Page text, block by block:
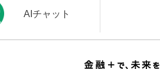
AIチャット